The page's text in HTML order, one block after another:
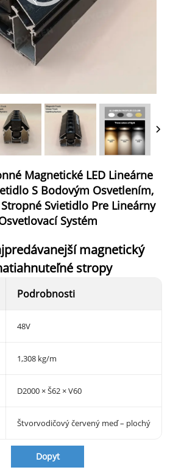
Magnetické LED Lineárne
S Bodovým Osvetlením,
Svietidlo Pre Lineárny
Systém
magnetický
stropy
Podrobnosti
48V
1,308 kg/m
D2000 × Š62 × V60
Štvorvodičový červený meď – plochý
Dopyt